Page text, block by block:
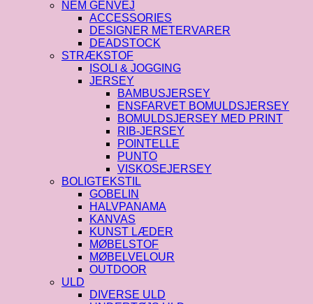
NEM GENVEJ
ACCESSORIES
DESIGNER METERVARER
DEADSTOCK
STRÆKSTOF
ISOLI & JOGGING
JERSEY
BAMBUSJERSEY
ENSFARVET BOMULDSJERSEY
BOMULDSJERSEY MED PRINT
RIB-JERSEY
POINTELLE
PUNTO
VISKOSEJERSEY
BOLIGTEKSTIL
GOBELIN
HALVPANAMA
KANVAS
KUNST LÆDER
MØBELSTOF
MØBELVELOUR
OUTDOOR
ULD
DIVERSE ULD